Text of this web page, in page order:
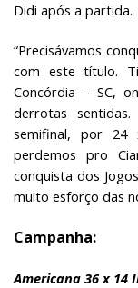
Didi após a partida.
“Precisávamos
com este título.
Concórdia – SC,
derrotas
semifinal, por
perdemos pro
conquista dos
muito esforço das
Campanha:
Americana 36 x 14